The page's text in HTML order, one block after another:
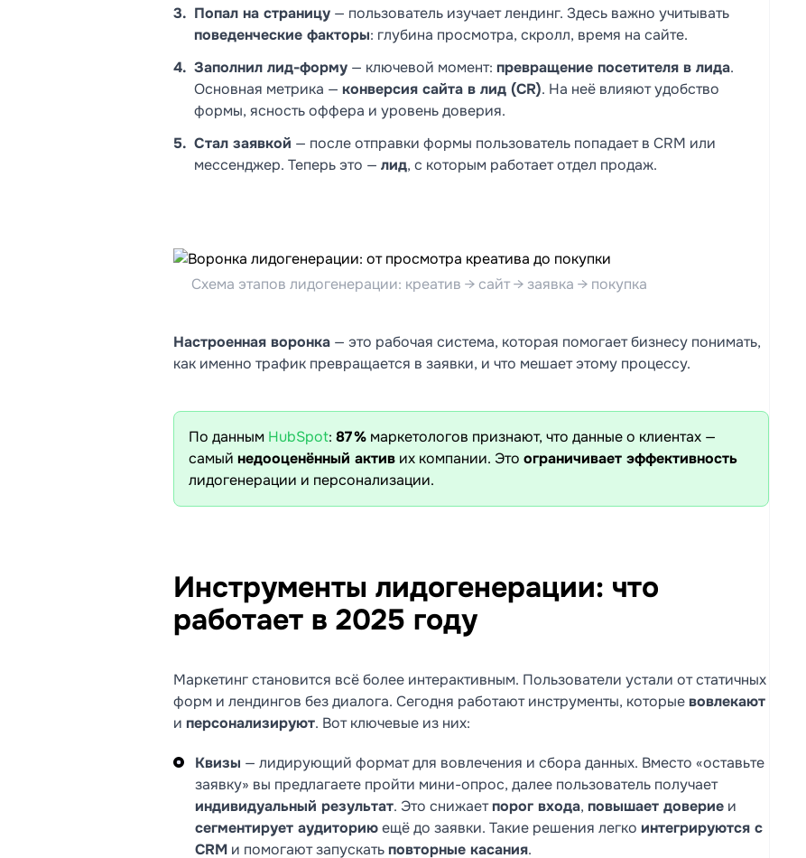
Попал на страницу — пользователь изучает лендинг. Здесь важно учитывать
поведенческие факторы: глубина просмотра, скролл, время на сайте.
Заполнил лид-форму — ключевой момент: превращение посетителя в лида.
Основная метрика — конверсия сайта в лид (CR). На неё влияют удобство
формы, ясность оффера и уровень доверия.
Стал заявкой — после отправки формы пользователь попадает в CRM или
мессенджер. Теперь это — лид, с которым работает отдел продаж.
Схема этапов лидогенерации: креатив → сайт → заявка → покупка
Настроенная воронка — это рабочая система, которая помогает бизнесу понимать,
как именно трафик превращается в заявки, и что мешает этому процессу.
По данным HubSpot: 87 % маркетологов признают, что данные о клиентах —
самый недооценённый актив их компании. Это ограничивает эффективность
лидогенерации и персонализации.
Инструменты лидогенерации: что
работает в 2025 году
Маркетинг становится всё более интерактивным. Пользователи устали от статичных
форм и лендингов без диалога. Сегодня работают инструменты, которыевовлекают
и персонализируют. Вот ключевые из них:
Квизы — лидирующий формат для вовлечения и сбора данных. Вместо «оставьте
заявку» вы предлагаете пройти мини-опрос, далее пользователь получает
индивидуальный результат. Это снижаетпорог входа, повышает доверие и
сегментирует аудиториюещё до заявки. Такие решения легко интегрируются с
CRM и помогают запускатьповторные касания.